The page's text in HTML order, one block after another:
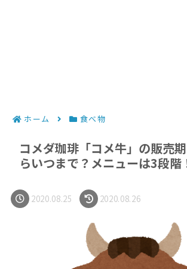
ホーム 食べ物
コメダ珈琲「コメ牛」の販売
らいつまで？メニューは3段階
2020.08.25 2020.08.26